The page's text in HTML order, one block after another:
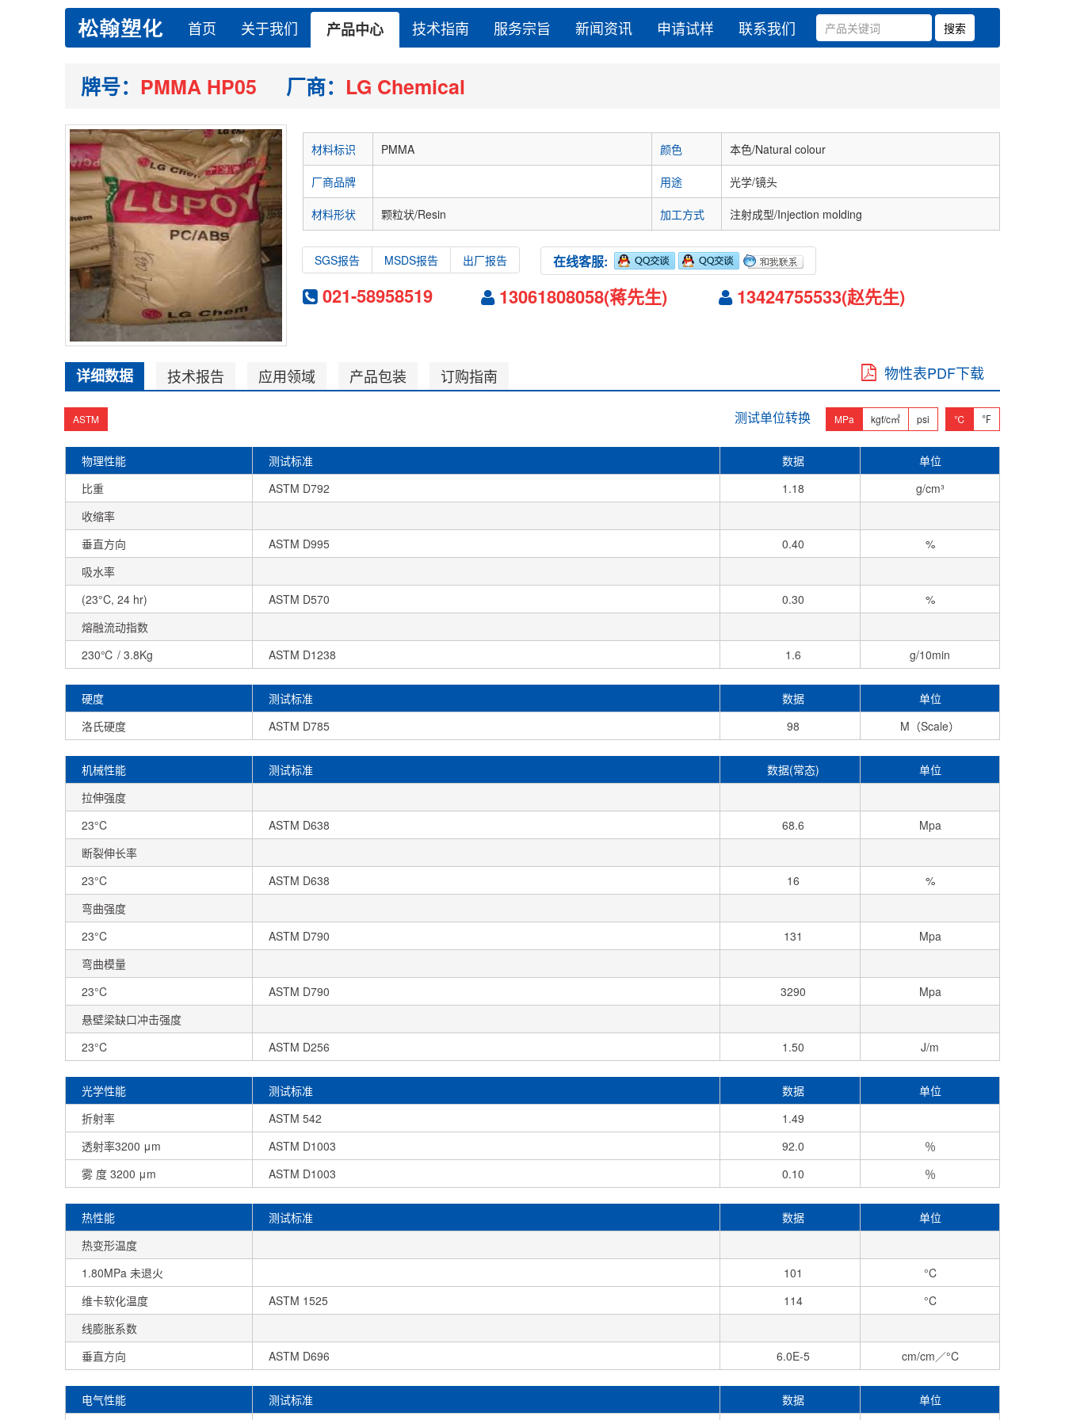
首页 关于我们 产品中心 技术指南 服务宗旨 新闻资讯 申请试样 联系我们
牌号： PMMA HP05 厂商： LG Chemical
材料标识 PMMA 颜色 本色/Natural colour
厂商品牌 用途 光学/镜头
材料形状 颗粒状/Resin 加工方式 注射成型/Injection molding
SGS报告 MSDS报告 出厂报告 在线客服:
021-58958519 13061808058(蒋先生) 13424755533(赵先生)
详细数据 技术报告 应用领域 产品包装 订购指南 物性表PDF下载
ASTM 测试单位转换 MPa kgf/c㎡ psi ℃ ℉
物理性能 测试标准 数据
单位
比重
ASTM D792 1.18
g/cm³
收缩率
垂直方向
ASTM D995 0.40
%
吸水率
(23°C, 24 hr)
ASTM D570 0.30
%
熔融流动指数
230℃ / 3.8Kg
ASTM D1238 1.6 g/10min
硬度 测试标准 数据
单位
洛氏硬度
ASTM D785 98 M（Scale）
机械性能 测试标准 数据(常态)
单位
拉伸强度
23°C
ASTM D638 68.6
Mpa
断裂伸长率
23°C
ASTM D638 16
%
弯曲强度
23°C
ASTM D790 131
Mpa
弯曲模量
23°C
ASTM D790 3290
Mpa
悬壁梁缺口冲击强度
23°C
ASTM D256 1.50 J/m
光学性能 测试标准 数据
单位
折射率
ASTM 542
1.49
透射率3200 μm
ASTM D1003 92.0
％
雾 度 3200 μm
ASTM D1003 0.10 ％
热性能 测试标准 数据
单位
热变形温度
1.80MPa 未退火
101
°C
维卡软化温度
ASTM 1525 114
°C
线膨胀系数
垂直方向
ASTM D696 6.0E-5 cm/cm／°C
电气性能 测试标准 数据
单位